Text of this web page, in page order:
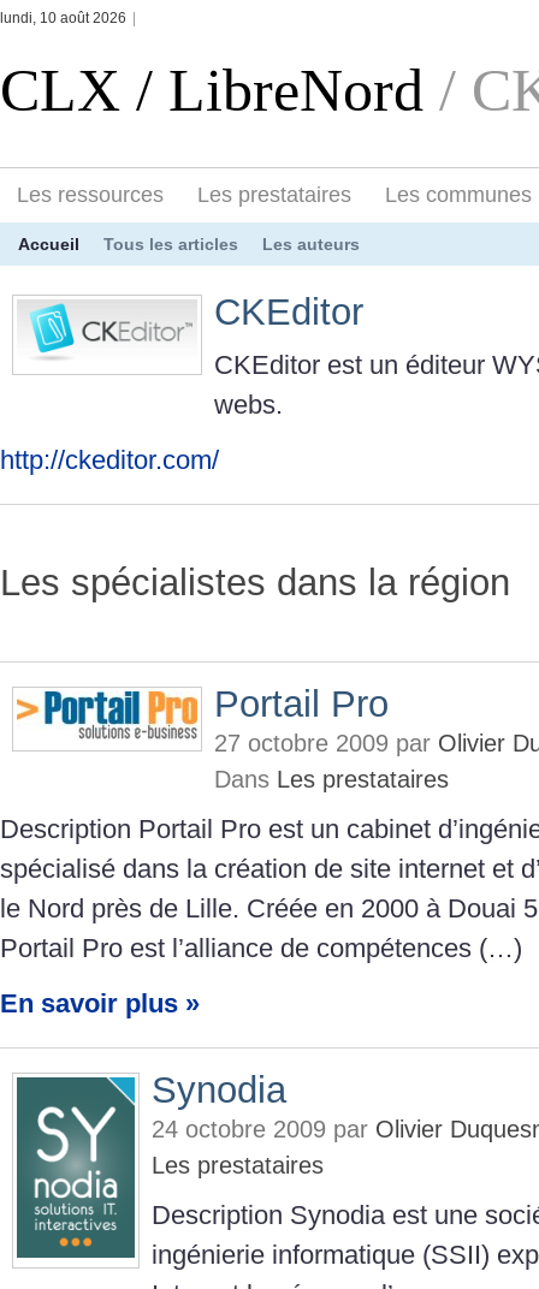
lundi, 10 août 2026
CLX / LibreNord /
Les ressources Les prestataires Les communes
Accueil Tous les articles Les auteurs
CKEditor
CKEditor est un éditeur
webs.
http://ckeditor.com/
Les spécialistes dans la région
Portail Pro
27 octobre 2009 par Olivier
Dans Les prestataires
Description Portail Pro est un cabinet
spécialisé dans la création de site internet et
le Nord près de Lille. Créée en 2000 à Douai
Portail Pro est l’alliance de compétences (…)
En savoir plus »
Synodia
24 octobre 2009 par Olivier
Les prestataires
Description Synodia est une
ingénierie informatique (SSII)